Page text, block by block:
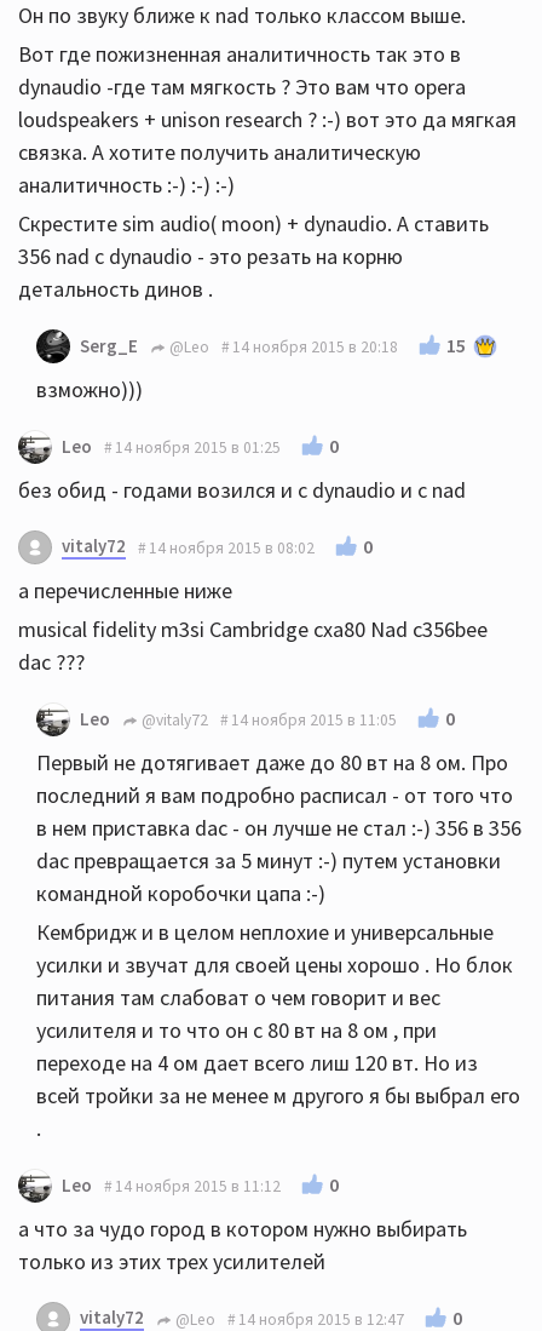
Он по звуку ближе к nad только классом выше.
Вот где пожизненная аналитичность так это в
dynaudio -где там мягкость ? Это вам что opera
loudspeakers + unison research ? :-) вот это да мягкая
связка. А хотите получить аналитическую
аналитичность :-) :-) :-)
Скрестите sim audio( moon) + dynaudio. А ставить
356 nad с dynaudio - это резать на корню
детальность динов .
Serg_E @Leo 14 ноября 2015 в 20:18 15
взможно)))
Leo 14 ноября 2015 в 01:25 0
без обид - годами возился и с dynaudio и с nad
vitaly72 14 ноября 2015 в 08:02 0
а перечисленные ниже
musical fidelity m3si Cambridge cxa80 Nad c356bee
dac ???
Leo @vitaly72 14 ноября 2015 в 11:05 0
Первый не дотягивает даже до 80 вт на 8 ом. Про
последний я вам подробно расписал - от того что
в нем приставка dac - он лучше не стал :-) 356 в 356
dac превращается за 5 минут :-) путем установки
командной коробочки цапа :-)
Кембридж и в целом неплохие и универсальные
усилки и звучат для своей цены хорошо . Но блок
питания там слабоват о чем говорит и вес
усилителя и то что он с 80 вт на 8 ом , при
переходе на 4 ом дает всего лиш 120 вт. Но из
всей тройки за не менее м другого я бы выбрал его
.
Leo 14 ноября 2015 в 11:12 0
а что за чудо город в котором нужно выбирать
только из этих трех усилителей
vitaly72 @Leo 14 ноября 2015 в 12:47 0